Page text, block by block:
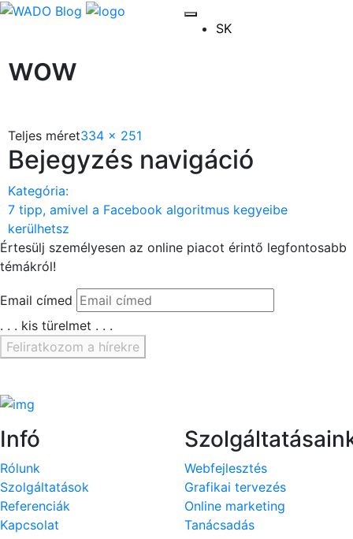
SK
wow
Teljes méret334 × 251
Bejegyzés navigáció
Kategória:
7 tipp, amivel a Facebook algoritmus kegyeibe
kerülhetsz
Értesülj személyesen az online piacot érintő legfontosabb
témákról!
Email címed
. . . kis türelmet . . .
Feliratkozom a hírekre
Infó
Rólunk
Szolgáltatások
Referenciák
Kapcsolat
Webfejlesztés
Grafikai tervezés
Online marketing
Tanácsadás